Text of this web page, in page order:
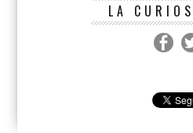
LA